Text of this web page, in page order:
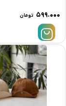
۵۹۹.۰۰۰ تومان